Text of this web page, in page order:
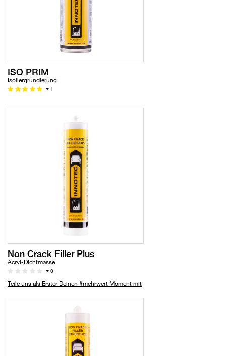
ISO PRIM
Isoliergrundierung
1
Non Crack Filler Plus
Acryl-Dichtmasse
0
Teile uns als Erster Deinen #mehrwert Moment mit